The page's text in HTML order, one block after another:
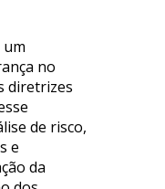
um
no
diretrizes
de risco,
e
da